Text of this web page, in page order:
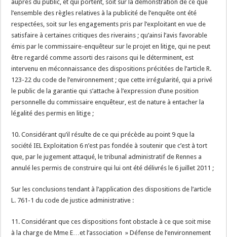
auprès du public, et qui portent, soit sur la démonstration de ce que
l’ensemble des règles relatives à la publicité de l’enquête ont été
respectées, soit sur les engagements pris par l’exploitant en vue de
satisfaire à certaines critiques des riverains ; qu’ainsi l’avis favorable
émis par le commissaire-enquêteur sur le projet en litige, qui ne peut
être regardé comme assorti des raisons qui le déterminent, est
intervenu en méconnaissance des dispositions précitées de l’article R.
123-22 du code de l’environnement ; que cette irrégularité, qui a privé
le public de la garantie qui s’attache à l’expression d’une position
personnelle du commissaire enquêteur, est de nature à entacher la
légalité des permis en litige ;
10. Considérant qu’il résulte de ce qui précède au point 9 que la
société IEL Exploitation 6 n’est pas fondée à soutenir que c’est à tort
que, par le jugement attaqué, le tribunal administratif de Rennes a
annulé les permis de construire qui lui ont été délivrés le 6 juillet 2011 ;
Sur les conclusions tendant à l’application des dispositions de l’article
L. 761-1 du code de justice administrative :
11. Considérant que ces dispositions font obstacle à ce que soit mise
à la charge de Mme E…et l’association » Défense de l’environnement